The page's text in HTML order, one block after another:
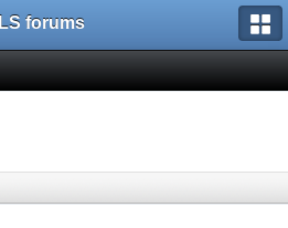
LS forums